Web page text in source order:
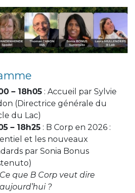
– 18h05 : Accueil par Sylvie
(Directrice générale du
du Lac)
– 18h25 : B Corp en 2026 :
et les nouveaux
par Sonia Bonus
Ce que B Corp veut dire
aujourd’hui ?